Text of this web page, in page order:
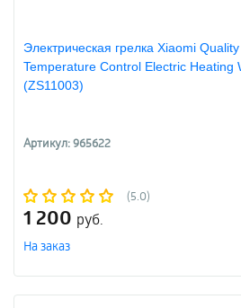
Электрическая грелка Xiaomi
Temperature Control Electric Heating
(ZS11003)
Артикул: 965622
(5.0)
1 200 руб.
На заказ